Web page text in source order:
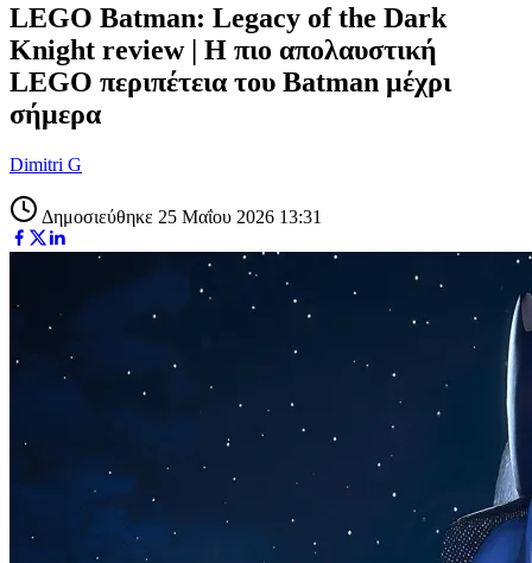
LEGO Batman: Legacy of the Dark
Knight review | Η πιο απολαυστική
LEGO περιπέτεια του Batman μέχρι
σήμερα
Dimitri G
Δημοσιεύθηκε 25 Μαΐου 2026 13:31